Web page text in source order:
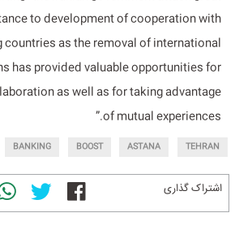
to development of cooperation with
countries as the removal of international
has provided valuable opportunities for
as well as for taking advantage
of mutual experiences.”
TEHRAN
ASTANA
BOOST
BANKING
اشتراک گذاری